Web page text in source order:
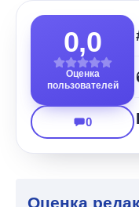
0,0
Оценка
пользователей
0
Оценка